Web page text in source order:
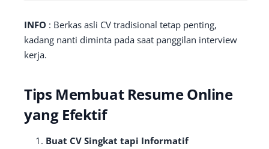
INFO : Berkas asli CV tradisional tetap penting,
kadang nanti diminta pada saat panggilan interview
kerja.
Tips Membuat Resume Online
yang Efektif
Buat CV Singkat tapi Informatif